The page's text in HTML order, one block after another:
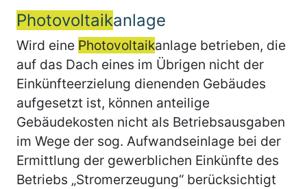
Photovoltaikanlage
Wird eine Photovoltaikanlage betrieben, die
auf das Dach eines im Übrigen nicht der
Einkünfteerzielung dienenden Gebäudes
aufgesetzt ist, können anteilige
Gebäudekosten nicht als Betriebsausgaben
im Wege der sog. Aufwandseinlage bei der
Ermittlung der gewerblichen Einkünfte des
Betriebs „Stromerzeugung“ berücksichtigt